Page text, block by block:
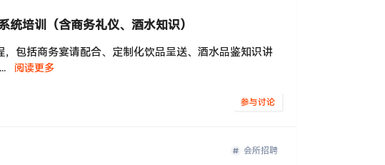
培训（含商务礼仪、酒水知识）
包括商务宴请配合、定制化饮品呈送、酒水品鉴知识讲
阅读更多
参与讨论
会所招聘